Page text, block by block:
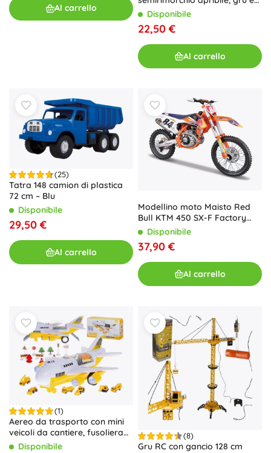
Al carrello
carrello elevatore – set da
costruzione
Disponibile
22,50 €
Al carrello
(25)
Tatra 148 camion di plastica
72 cm – Blu
Disponibile
29,50 €
Al carrello
Modellino moto Maisto Red
Bull KTM 450 SX-F Factory
Edition 2018 Jeffrey Herlings
#84 1:6
Disponibile
37,90 €
Al carrello
(1)
Aereo da trasporto con mini
veicoli da cantiere, fusoliera
apribile ed effetti luminosi
Disponibile
(8)
Gru RC con gancio 128 cm